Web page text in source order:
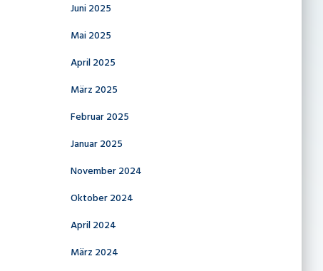
Juni 2025
Mai 2025
April 2025
März 2025
Februar 2025
Januar 2025
November 2024
Oktober 2024
April 2024
März 2024